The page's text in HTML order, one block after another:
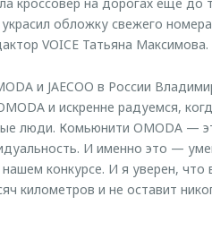
обложку свежего
VOICE Татьяна Максимова.
и JAECOO в России
и искренне радуемся,
люди. Комьюнити OMODA —
И именно это —
конкурсе. И я уверен,
километров и не оставит